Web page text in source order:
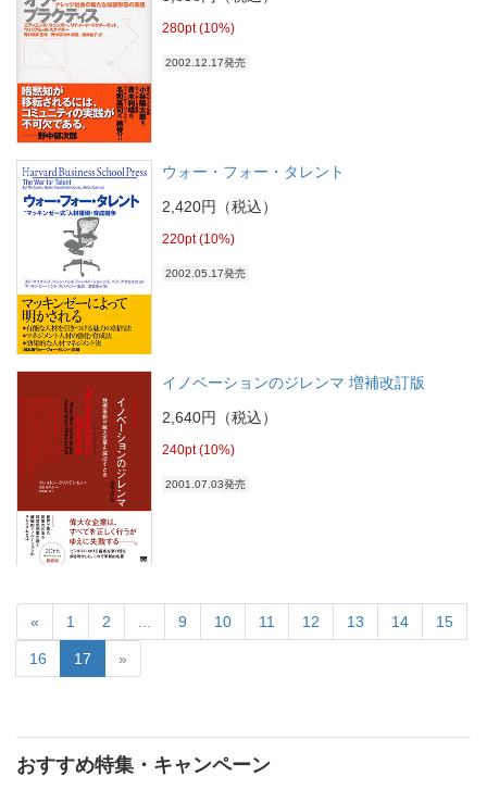
280pt (10%)
2002.12.17発売
ウォー・フォー・タレント
2,420円（税込）
220pt (10%)
2002.05.17発売
イノベーションのジレンマ 増補改訂版
2,640円（税込）
240pt (10%)
2001.07.03発売
« 1 2 9 10 11 12 13 14 15
16 17 »
おすすめ特集・キャンペーン